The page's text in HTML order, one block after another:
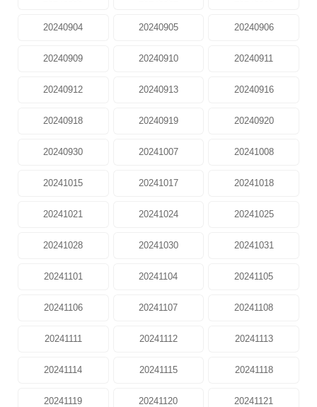
20240904 20240905 20240906
20240909 20240910 20240911
20240912 20240913 20240916
20240918 20240919 20240920
20240930 20241007 20241008
20241015 20241017 20241018
20241021 20241024 20241025
20241028 20241030 20241031
20241101 20241104 20241105
20241106 20241107 20241108
20241111 20241112 20241113
20241114 20241115 20241118
20241119 20241120 20241121